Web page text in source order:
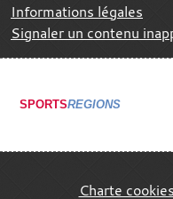
Informations légales
Signaler un contenu
SPORTSREGIONS
Charte cookies